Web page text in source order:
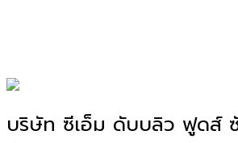
บริษัท ซีเอ็ม ดับบลิว ฟูดส์